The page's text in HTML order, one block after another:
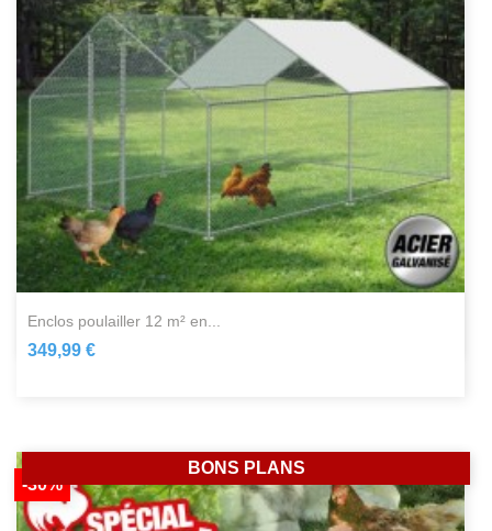
enclos poulailler 12 m² en...
349,99 €
-30%
BONS PLANS